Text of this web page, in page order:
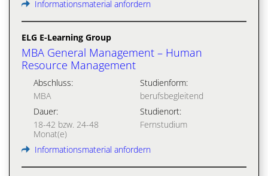
Informationsmaterial anfordern
ELG E-Learning Group
MBA General Management – Human
Resource Management
Abschluss:
MBA
Studienform:
berufsbegleitend
Dauer:
18-42 bzw. 24-48
Monat(e)
Studienort:
Fernstudium
Informationsmaterial anfordern